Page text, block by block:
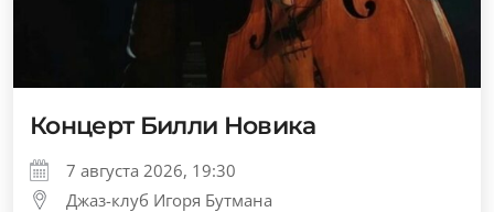
Концерт Билли Новика
7 августа 2026, 19:30
Джаз-клуб Игоря Бутмана